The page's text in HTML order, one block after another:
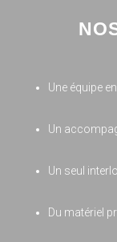
Une équipe
Un
Un seul
Du matériel